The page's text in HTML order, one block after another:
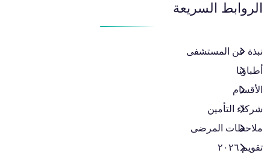
الروابط السريعة
نبذة عن المستشفى
أطباؤنا
الأقسام
شركاء التأمين
ملاحظات المرضى
تقويم ٢٠٢٦